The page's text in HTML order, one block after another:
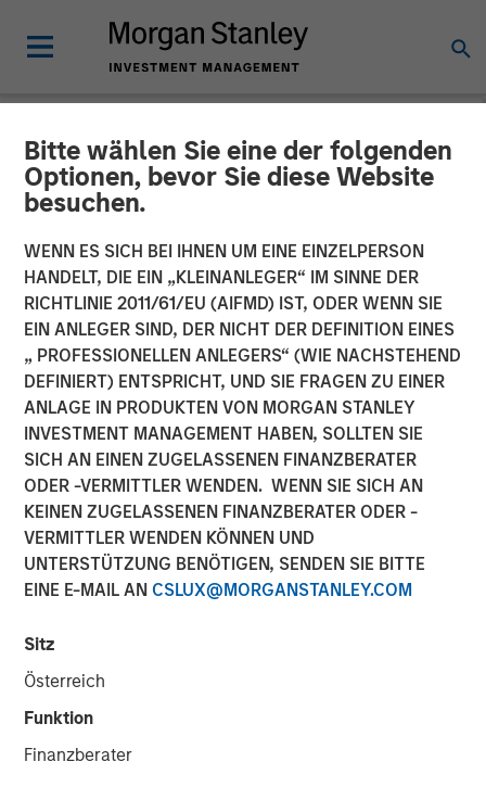
Bitte wählen Sie eine der folgenden
Optionen, bevor Sie diese Website
besuchen.
WENN ES SICH BEI IHNEN UM EINE EINZELPERSON
HANDELT, DIE EIN „KLEINANLEGER“ IM SINNE DER
RICHTLINIE 2011/61/EU (AIFMD) IST, ODER WENN SIE
EIN ANLEGER SIND, DER NICHT DER DEFINITION EINES
„ PROFESSIONELLEN ANLEGERS“ (WIE NACHSTEHEND
DEFINIERT) ENTSPRICHT, UND SIE FRAGEN ZU EINER
ANLAGE IN PRODUKTEN VON MORGAN STANLEY
INVESTMENT MANAGEMENT HABEN, SOLLTEN SIE
SICH AN EINEN ZUGELASSENEN FINANZBERATER
ODER -VERMITTLER WENDEN. WENN SIE SICH AN
KEINEN ZUGELASSENEN FINANZBERATER ODER -
VERMITTLER WENDEN KÖNNEN UND
UNTERSTÜTZUNG BENÖTIGEN, SENDEN SIE BITTE
EINE E-MAIL AN CSLUX@MORGANSTANLEY.COM
Sitz
Österreich
Funktion
Finanzberater
NEWSROOM
Morgan Stanley Investment
Management Receives
Approval for Full Ownership
of its China Mutual Funds
Joint Venture
03 FEBRUAR 2023
Hong Kong-February 3, 2023
Morgan Stanley Investment Management today
Securities Regulatory Commission (CSRC) to take a full
controlling stake in Morgan Stanley Huaxin Funds,
marking a key strategic advancement for the company’s